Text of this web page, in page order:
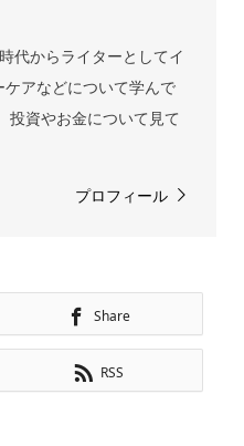
代からライターとしてイ
アなどについて学んで
投資やお金について見て
プロフィール
Share
RSS